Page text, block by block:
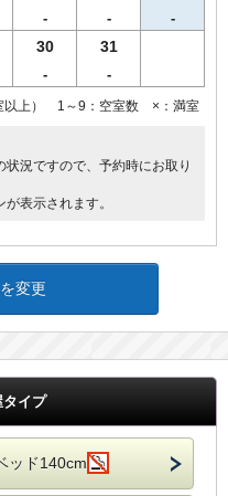
- - -
30
-
31
-
以上） 1～9：空室数 ×：満室
況ですので、予約時にお取り
表示されます。
変更
タイプ
ド140cm